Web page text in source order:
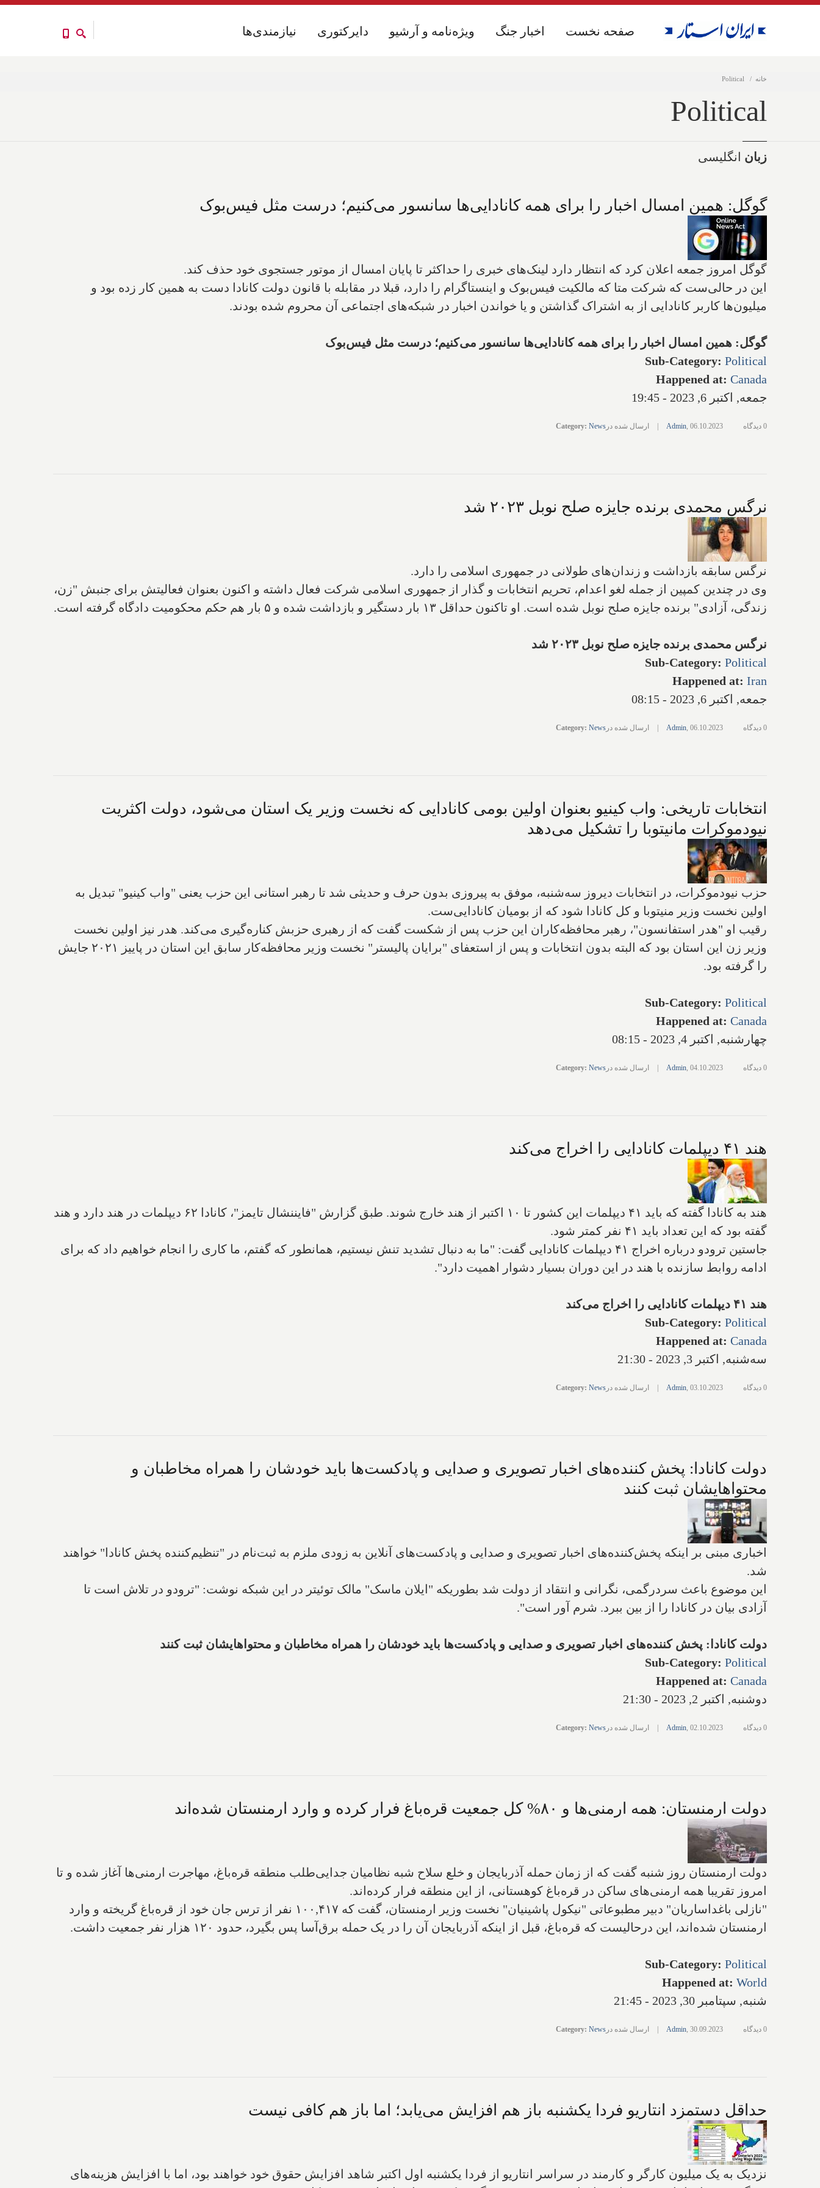
نیازمندی‌ها دایرکتوری ویژه‌نامه و آرشیو اخبار جنگ صفحه نخست
خانه Political
نیازمندی‌ها دایرکتوری ویژه‌نامه و آرشیو اخبار جنگ صفحه نخست
Political
زبان انگلیسی
گوگل: همین امسال اخبار را برای همه کانادایی‌ها سانسور می‌کنیم؛ درست مثل فیس‌بوک
گوگل امروز جمعه اعلان کرد که انتظار دارد لینک‌های خبری را حداکثر تا پایان امسال از موتور جستجوی خود حذف کند.
این در حالی‌ست که شرکت متا که مالکیت فیس‌بوک و اینستاگرام را دارد، قبلا در مقابله با قانون دولت کانادا دست به همین کار زده بود و
میلیون‌ها کاربر کانادایی از به اشتراک گذاشتن و یا خواندن اخبار در شبکه‌های اجتماعی آن محروم شده بودند.
گوگل: همین امسال اخبار را برای همه کانادایی‌ها سانسور می‌کنیم؛ درست مثل فیس‌بوک
Sub-Category: Political
Happened at: Canada
جمعه, اکتبر 6, 2023 - 19:45
Admin, 06.10.2023 ارسال شده در Category: News 0 دیدگاه
نرگس محمدی برنده جایزه صلح نوبل ۲۰۲۳ شد
نرگس سابقه بازداشت و زندان‌های طولانی در جمهوری اسلامی را دارد.
وی در چندین کمپین از جمله لغو اعدام، تحریم انتخابات و گذار از جمهوری اسلامی شرکت فعال داشته و اکنون بعنوان فعالیتش برای جنبش "زن،
زندگی، آزادی" برنده جایزه صلح نوبل شده است. او تاکنون حداقل ۱۳ بار دستگیر و بازداشت شده و ۵ بار هم حکم محکومیت دادگاه گرفته است.
نرگس محمدی برنده جایزه صلح نوبل ۲۰۲۳ شد
Sub-Category: Political
Happened at: Iran
جمعه, اکتبر 6, 2023 - 08:15
Admin, 06.10.2023 ارسال شده در Category: News 0 دیدگاه
انتخابات تاریخی: واب کینیو بعنوان اولین بومی کانادایی که نخست وزیر یک استان می‌شود، دولت اکثریت
نیودموکرات مانیتوبا را تشکیل می‌دهد
حزب نیودموکرات، در انتخابات دیروز سه‌شنبه، موفق به پیروزی بدون حرف و حدیثی شد تا رهبر استانی این حزب یعنی "واب کینیو" تبدیل به
اولین نخست وزیر منیتوبا و کل کانادا شود که از بومیان کانادایی‌ست.
رقیب او "هدر استفانسون"، رهبر محافظه‌کاران این حزب پس از شکست گفت که از رهبری حزبش کناره‌گیری می‌کند. هدر نیز اولین نخست
وزیر زن این استان بود که البته بدون انتخابات و پس از استعفای "برایان پالیستر" نخست وزیر محافظه‌کار سابق این استان در پاییز ۲۰۲۱ جایش
را گرفته بود.
Sub-Category: Political
Happened at: Canada
چهارشنبه, اکتبر 4, 2023 - 08:15
Admin, 04.10.2023 ارسال شده در Category: News 0 دیدگاه
هند ۴۱ دیپلمات کانادایی را اخراج می‌کند
هند به کانادا گفته که باید ۴۱ دیپلمات این کشور تا ۱۰ اکتبر از هند خارج شوند. طبق گزارش "فایننشال تایمز"، کانادا ۶۲ دیپلمات در هند دارد و هند
گفته بود که این تعداد باید ۴۱ نفر کمتر شود.
جاستین ترودو درباره اخراج ۴۱ دیپلمات کانادایی گفت: "ما به دنبال تشدید تنش نیستیم، همانطور که گفتم، ما کاری را انجام خواهیم داد که برای
ادامه روابط سازنده با هند در این دوران بسیار دشوار اهمیت دارد".
هند ۴۱ دیپلمات کانادایی را اخراج می‌کند
Sub-Category: Political
Happened at: Canada
سه‌شنبه, اکتبر 3, 2023 - 21:30
Admin, 03.10.2023 ارسال شده در Category: News 0 دیدگاه
دولت کانادا: پخش کننده‌های اخبار تصویری و صدایی و پادکست‌ها باید خودشان را همراه مخاطبان و
محتواهایشان ثبت کنند
اخباری مبنی بر اینکه پخش‌کننده‌های اخبار تصویری و صدایی و پادکست‌های آنلاین به زودی ملزم به ثبت‌نام در "تنظیم‌کننده پخش کانادا" خواهند
شد.
این موضوع باعث سردرگمی، نگرانی و انتقاد از دولت شد بطوریکه "ایلان ماسک" مالک توئیتر در این شبکه نوشت: "ترودو در تلاش است تا
آزادی بیان در کانادا را از بین ببرد. شرم آور است".
دولت کانادا: پخش کننده‌های اخبار تصویری و صدایی و پادکست‌ها باید خودشان را همراه مخاطبان و محتواهایشان ثبت کنند
Sub-Category: Political
Happened at: Canada
دوشنبه, اکتبر 2, 2023 - 21:30
Admin, 02.10.2023 ارسال شده در Category: News 0 دیدگاه
دولت ارمنستان: همه ارمنی‌ها و ۸۰% کل جمعیت قره‌باغ فرار کرده و وارد ارمنستان شده‌اند
دولت ارمنستان روز شنبه گفت که از زمان حمله آذربایجان و خلع سلاح شبه نظامیان جدایی‌طلب منطقه قره‌باغ، مهاجرت ارمنی‌ها آغاز شده و تا
امروز تقریبا همه ارمنی‌های ساکن در قره‌باغ کوهستانی، از این منطقه فرار کرده‌اند.
"نازلی باغداساریان" دبیر مطبوعاتی "نیکول پاشینیان" نخست وزیر ارمنستان، گفت که ۱۰۰,۴۱۷ نفر از ترس جان خود از قره‌باغ گریخته و وارد
ارمنستان شده‌اند، این درحالیست که قره‌باغ، قبل از اینکه آذربایجان آن را در یک حمله برق‌آسا پس بگیرد، حدود ۱۲۰ هزار نفر جمعیت داشت.
Sub-Category: Political
Happened at: World
شنبه, سپتامبر 30, 2023 - 21:45
Admin, 30.09.2023 ارسال شده در Category: News 0 دیدگاه
حداقل دستمزد انتاریو فردا یکشنبه باز هم افزایش می‌یابد؛ اما باز هم کافی نیست
نزدیک به یک میلیون کارگر و کارمند در سراسر انتاریو از فردا یکشنبه اول اکتبر شاهد افزایش حقوق خود خواهند بود، اما با افزایش هزینه‌های